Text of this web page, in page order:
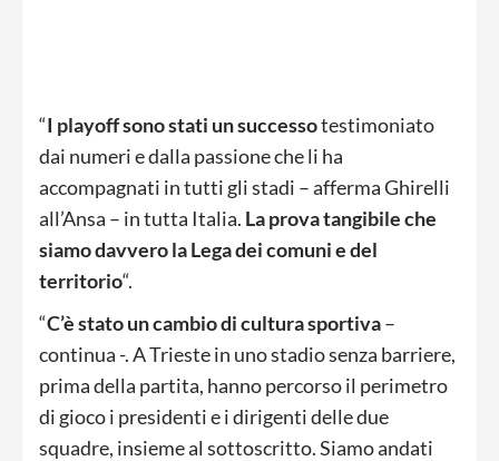
“I playoff sono stati un successotestimoniato
dai numeri e dalla passione che li ha
accompagnati in tutti gli stadi – afferma Ghirelli
all’Ansa – in tutta Italia. La prova tangibile che
siamo davvero la Lega dei comuni e del
territorio“.
“C’è stato un cambio di cultura sportiva–
continua -. A Trieste in uno stadio senza barriere,
prima della partita, hanno percorso il perimetro
di gioco i presidenti e i dirigenti delle due
squadre, insieme al sottoscritto. Siamo andati